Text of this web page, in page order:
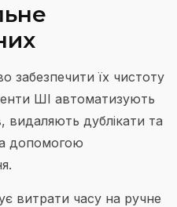
забезпечити їх чистоту
ШІ автоматизують
видаляють дублікати та
допомогою
витрати часу на ручне